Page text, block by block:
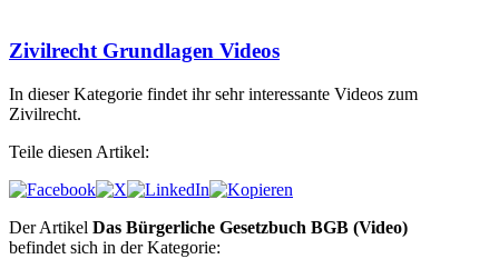
Zivilrecht Grundlagen Videos
In dieser Kategorie findet ihr sehr interessante Videos zum
Zivilrecht.
Teile diesen Artikel:
Der Artikel Das Bürgerliche Gesetzbuch BGB (Video)
befindet sich in der Kategorie: